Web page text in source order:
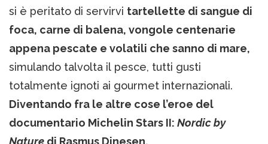
si è peritato di servirvi tartellette di sangue di
foca, carne di balena, vongole centenarie
appena pescate e volatili che sanno di mare,
simulando talvolta il pesce, tutti gusti
totalmente ignoti ai gourmet internazionali.
Diventando fra le altre cose l’eroe del
documentario Michelin Stars II: Nordic by
Nature di Rasmus Dinesen.